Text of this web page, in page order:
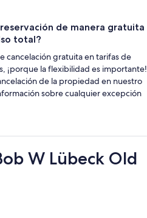
de manera gratuita
total?
cancelación gratuita en tarifas de
¡porque la flexibilidad es importante!
de la propiedad en nuestro
sobre cualquier excepción
W Lübeck Old